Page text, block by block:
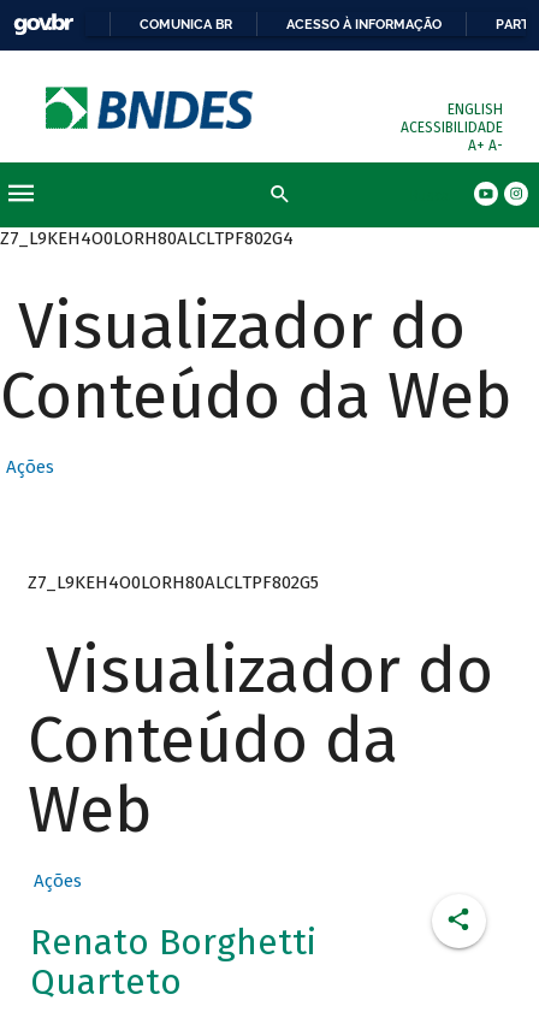
COMUNICA BR ACESSO À INFORMAÇÃO
ENGLISH
ACESSIBILIDADE
A+ A-
Z7_L9KEH4O0LORH80ALCLTPF802G4
Visualizador do
Conteúdo da Web
Ações
Z7_L9KEH4O0LORH80ALCLTPF802G5
Visualizador do
Conteúdo da
Web
Ações
Renato Borghetti
Quarteto